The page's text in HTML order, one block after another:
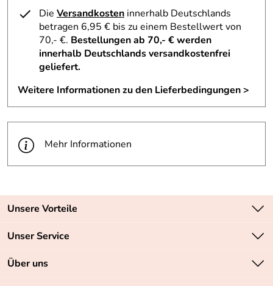
Die Versandkosten innerhalb Deutschlands
betragen 6,95 € bis zu einem Bestellwert von
70,- €. Bestellungen ab 70,- € werden
innerhalb Deutschlands versandkostenfrei
geliefert.
Weitere Informationen zu den Lieferbedingungen >
Mehr Informationen
Unsere Vorteile
Zahlungsarten: Vorkasse, PayPal, PayPal Express
Unser Service
Kontakt
Über uns